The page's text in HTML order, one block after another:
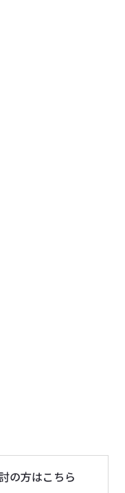
の方はこちら